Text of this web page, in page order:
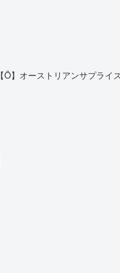
【Ö】オーストリアンサプライ